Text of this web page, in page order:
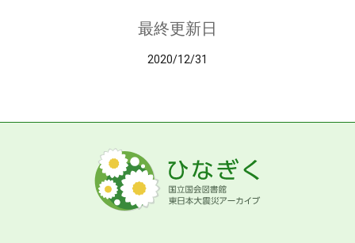
最終更新日
2020/12/31